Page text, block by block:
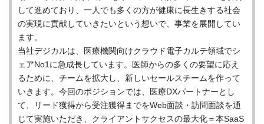
して進めており、一人でも多くの方が健康に長生きする社会
の実現に貢献していきたいという想いで、事業を展開してい
ます。
当社デジカルは、医療機関向けクラウド電子カルテ領域でシ
ェアNo1に急成長しています。医師からの多くの要望に応え
るために、チームを拡大し、新しいセールスチームを作って
いきます。今回のポジションでは、医療DXパートナーとし
て、リード獲得から受注獲得までをWeb面談・訪問面談を通
じて実施いただき、クライアントサクセスの最大化＝本SaaS